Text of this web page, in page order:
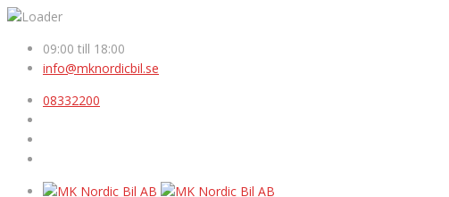
09:00 till 18:00
info@mknordicbil.se
08332200